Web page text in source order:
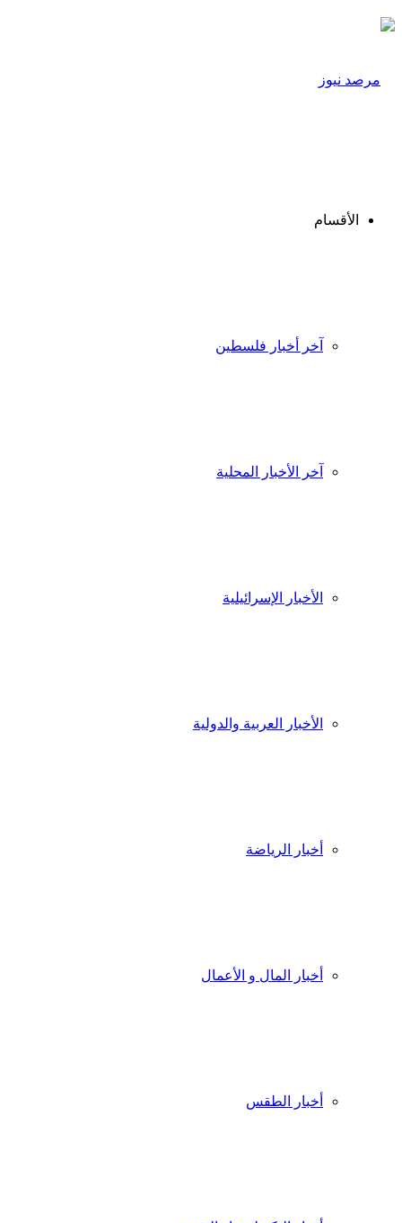
الأقسام
آخر أخبار فلسطين
آخر الأخبار المحلية
الأخبار الإسرائيلية
الأخبار العربية والدولية
أخبار الرياضة
أخبار المال و الأعمال
أخبار الطقس